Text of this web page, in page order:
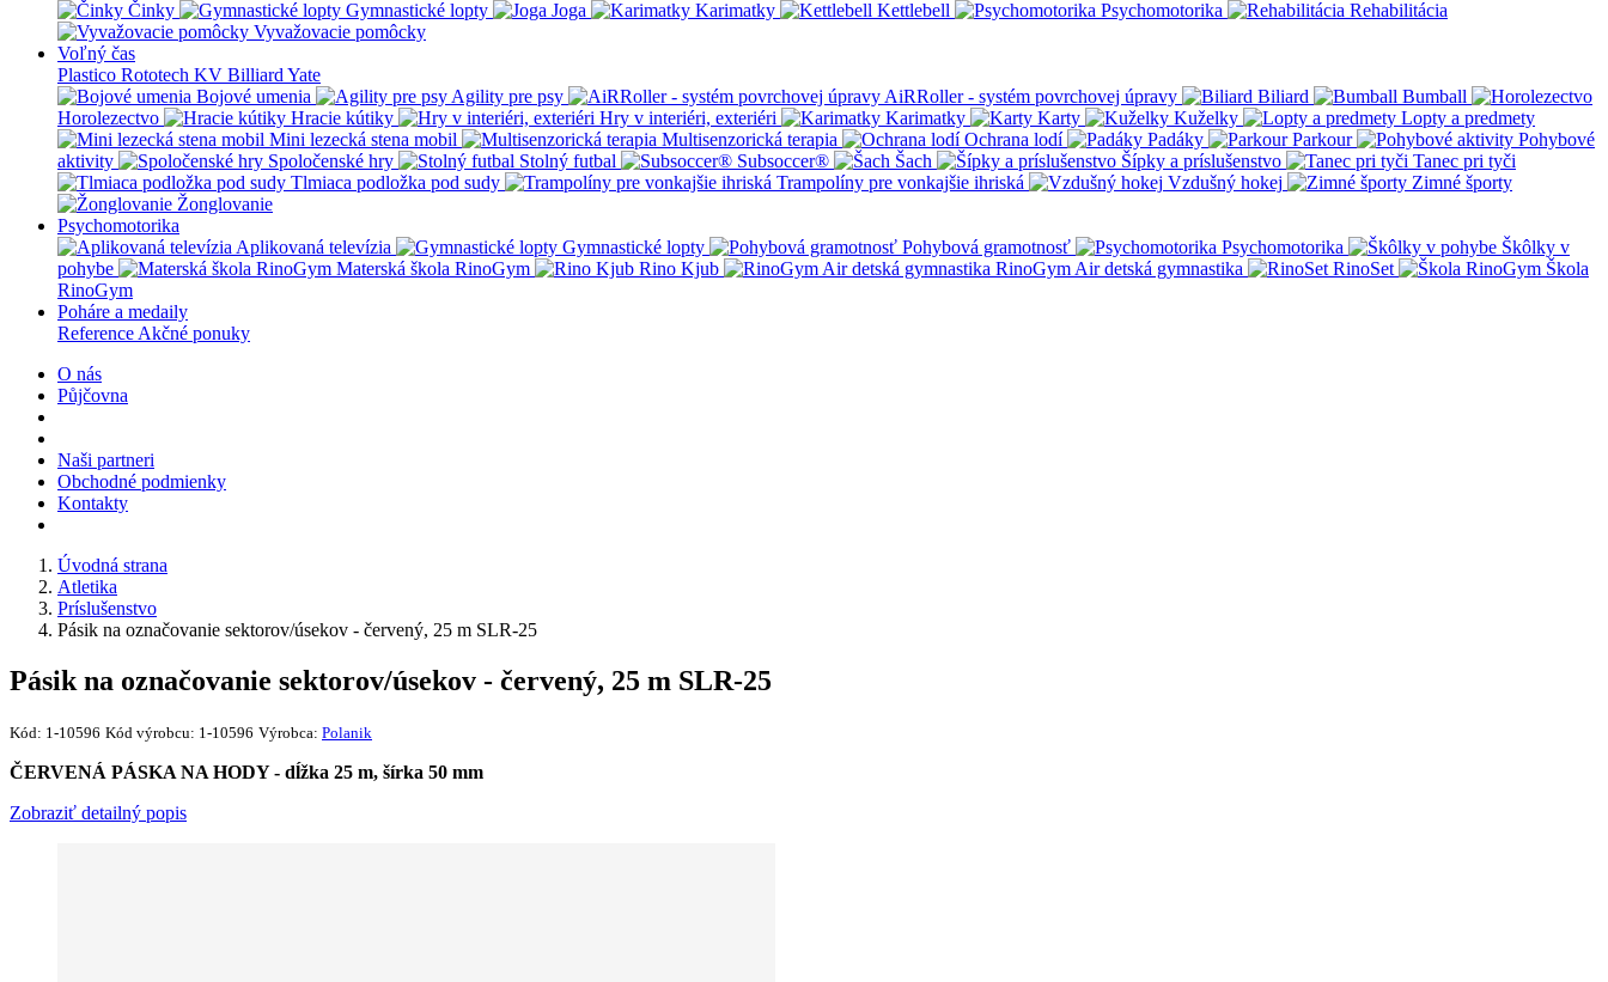
Činky
Gymnastické lopty Joga Karimatky Kettlebell Psychomotorika
Rehabilitácia
Vyvažovacie pomôcky
Voľný čas
Plastico Rototech KV Billiard Yate
Bojové umenia
Agility pre psy AiRRoller - systém povrchovej úpravy Biliard
Bumball
Horolezectvo
Hracie kútiky Hry v interiéri, exteriéri Karimatky Karty Kuželky
Lopty a predmety
Mini lezecká stena mobil
Multisenzorická terapia Ochrana lodí Padáky Parkour
Pohybové
aktivity
Spoločenské hry Stolný futbal Subsoccer® Šach Šípky a príslušenstvo
Tanec pri tyči
Tlmiaca podložka pod sudy
Trampolíny pre vonkajšie ihriská Vzdušný hokej
Zimné športy
Žonglovanie
Psychomotorika
Aplikovaná televízia
Gymnastické lopty Pohybová gramotnosť Psychomotorika
Škôlky v
pohybe
Materská škola RinoGym Rino Kjub RinoGym Air detská gymnastika RinoSet
Škola
RinoGym
Poháre a medaily
Reference Akčné ponuky
O nás
Půjčovna
Naši partneri
Obchodné podmienky
Kontakty
Úvodná strana
Atletika
Príslušenstvo
Pásik na označovanie sektorov/úsekov - červený, 25 m SLR-25
Pásik na označovanie sektorov/úsekov - červený, 25 m SLR-25
Kód: 1-10596 Kód výrobcu: 1-10596 Výrobca: Polanik
ČERVENÁ PÁSKA NA HODY - dĺžka 25 m, šírka 50 mm
Zobraziť detailný popis